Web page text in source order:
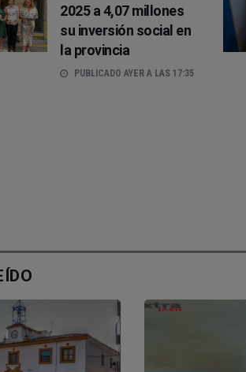
2025 a 4,07 millones
su inversión social en
la provincia
PUBLICADO AYER A LAS 17:35